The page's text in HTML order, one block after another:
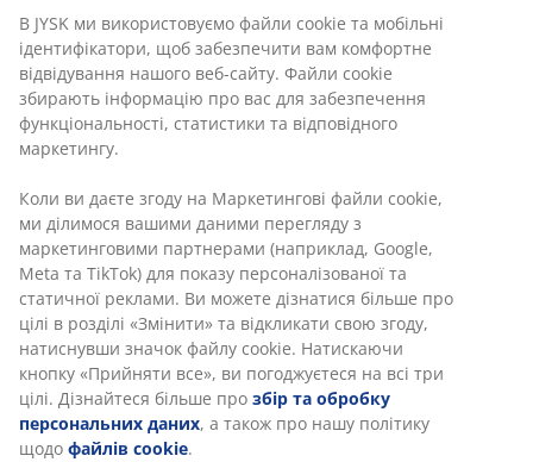
В JYSK ми використовуємо файли cookie та мобільні
ідентифікатори, щоб забезпечити вам комфортне
відвідування нашого веб-сайту. Файли cookie
збирають інформацію про вас для забезпечення
функціональності, статистики та відповідного
маркетингу.
Коли ви даєте згоду на Маркетингові файли cookie,
ми ділимося вашими даними перегляду з
маркетинговими партнерами (наприклад, Google,
Meta та TikTok) для показу персоналізованої та
статичної реклами. Ви можете дізнатися більше про
цілі в розділі «Змінити» та відкликати свою згоду,
натиснувши значок файлу cookie. Натискаючи
кнопку «Прийняти все», ви погоджуєтеся на всі три
цілі. Дізнайтеся більше про збір та обробку
персональних даних, а також про нашу політику
щодо файлів cookie.